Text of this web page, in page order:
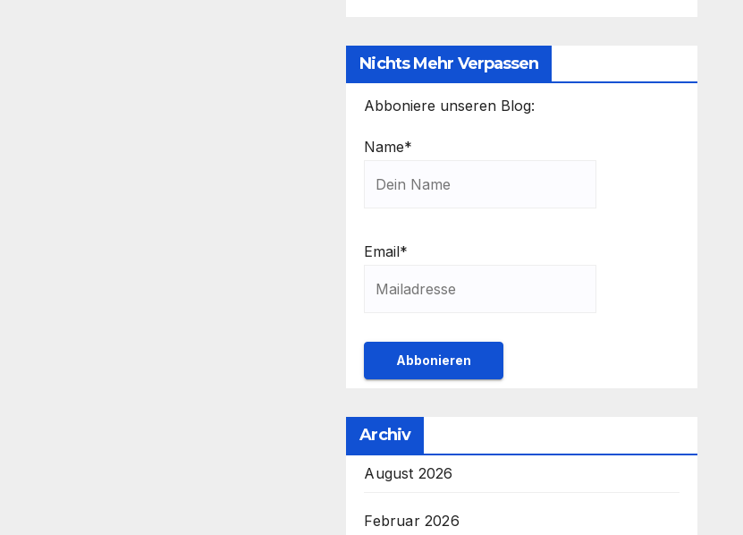
Nichts Mehr Verpassen
Abboniere unseren Blog:
Name*
Email*
Archiv
August 2026
Februar 2026